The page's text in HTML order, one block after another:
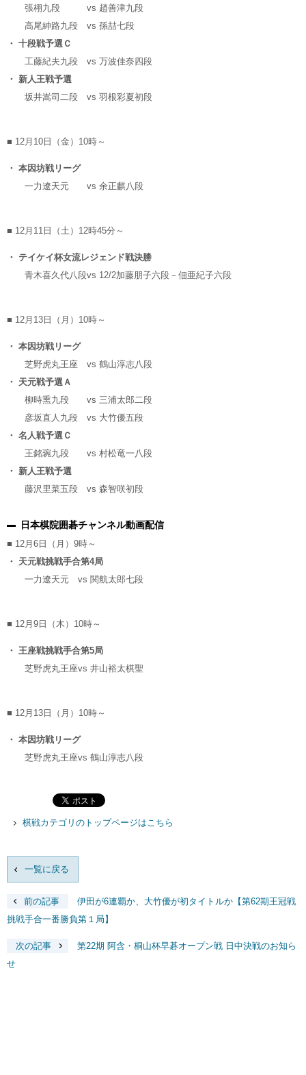
張栩九段
vs 趙善津九段
高尾紳路九段
vs 孫喆七段
・ 十段戦予選Ｃ
工藤紀夫九段
vs 万波佳奈四段
・ 新人王戦予選
坂井嵩司二段
vs 羽根彩夏初段
■ 12月10日（金）10時～
・ 本因坊戦リーグ
一力遼天元
vs 余正麒八段
■ 12月11日（土）12時45分～
・ テイケイ杯女流レジェンド戦決勝
青木喜久代八段vs 12/2加藤朋子六段－佃亜紀子六段
■ 12月13日（月）10時～
・ 本因坊戦リーグ
芝野虎丸王座
vs 鶴山淳志八段
・ 天元戦予選Ａ
柳時熏九段
vs 三浦太郎二段
彦坂直人九段
vs 大竹優五段
・ 名人戦予選Ｃ
王銘琬九段
vs 村松竜一八段
・ 新人王戦予選
藤沢里菜五段
vs 森智咲初段
日本棋院囲碁チャンネル動画配信
■ 12月6日（月）9時～
・ 天元戦挑戦手合第4局
一力遼天元
vs 関航太郎七段
■ 12月9日（木）10時～
・ 王座戦挑戦手合第5局
芝野虎丸王座vs 井山裕太棋聖
■ 12月13日（月）10時～
・ 本因坊戦リーグ
芝野虎丸王座vs 鶴山淳志八段
棋戦カテゴリのトップページはこちら
一覧に戻る
前の記事
伊田が6連覇か、大竹優が初タイトルか【第62期王冠戦
挑戦手合一番勝負第１局】
次の記事
第22期 阿含・桐山杯早碁オープン戦 日中決戦のお知ら
せ